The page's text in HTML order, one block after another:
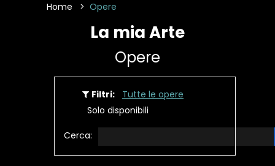
Home Opere
La mia Arte
Opere
Filtri:
Tutte le opere
Solo disponibili
Cerca: